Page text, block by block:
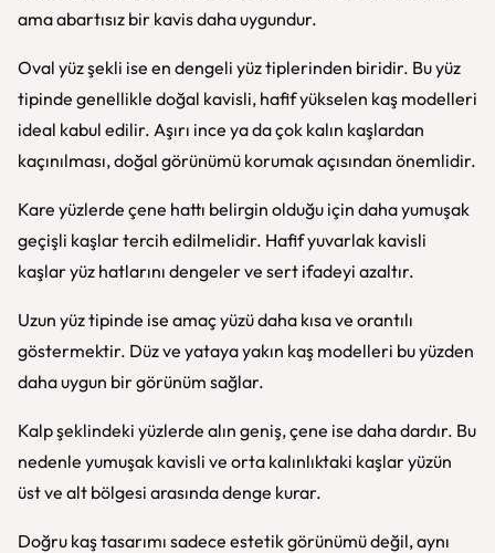
ama abartısız bir kavis daha uygundur.
Oval yüz şekli ise en dengeli yüz tiplerinden biridir. Bu yüz
tipinde genellikle doğal kavisli, hafif yükselen kaş modelleri
ideal kabul edilir. Aşırı ince ya da çok kalın kaşlardan
kaçınılması, doğal görünümü korumak açısından önemlidir.
Kare yüzlerde çene hattı belirgin olduğu için daha yumuşak
geçişli kaşlar tercih edilmelidir. Hafif yuvarlak kavisli
kaşlar yüz hatlarını dengeler ve sert ifadeyi azaltır.
Uzun yüz tipinde ise amaç yüzü daha kısa ve orantılı
göstermektir. Düz ve yataya yakın kaş modelleri bu yüzden
daha uygun bir görünüm sağlar.
Kalp şeklindeki yüzlerde alın geniş, çene ise daha dardır. Bu
nedenle yumuşak kavisli ve orta kalınlıktaki kaşlar yüzün
üst ve alt bölgesi arasında denge kurar.
Doğru kaş tasarımı sadece estetik görünümü değil, aynı